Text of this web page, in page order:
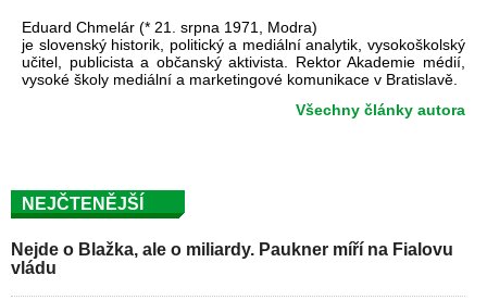
Eduard Chmelár (* 21. srpna 1971, Modra)
je slovenský historik, politický a mediální analytik, vysokoškolský
učitel, publicista a občanský aktivista. Rektor Akademie médií,
vysoké školy mediální a marketingové komunikace v Bratislavě.
Všechny články autora
NEJČTENĚJŠÍ
Nejde o Blažka, ale o miliardy. Paukner míří na Fialovu
vládu